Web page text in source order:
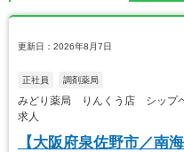
更新日：2026年8月7日
正社員 調剤薬局
みどり薬局 りんくう店 シップ
求人
【大阪府泉佐野市／南